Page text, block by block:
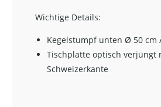
Wichtige Details:
Kegelstumpf unten Ø 50 cm
Tischplatte optisch verjüngt
Schweizerkante